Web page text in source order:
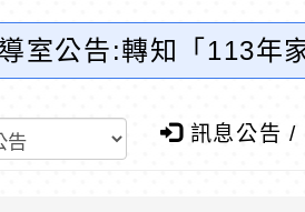
室公告:轉知「113年
訊息公告 /